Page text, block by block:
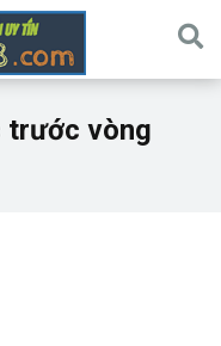
trước vòng